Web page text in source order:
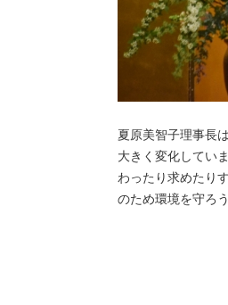
夏原美智子理事長
大きく変化してい
わったり求めたり
のため環境を守ろ